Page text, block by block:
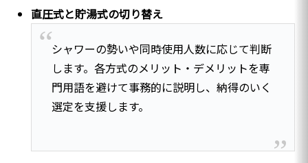
直圧式と貯湯式の切り替え
シャワーの勢いや同時使用人数に応じて判断
します。各方式のメリット・デメリットを専
門用語を避けて事務的に説明し、納得のいく
選定を支援します。